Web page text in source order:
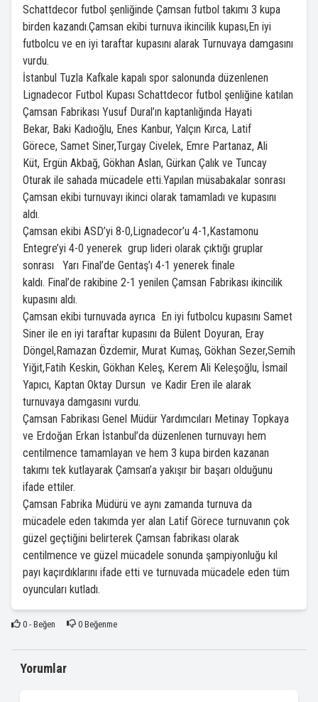
Schattdecor futbol şenliğinde Çamsan futbol takımı 3 kupa
birden kazandı.Çamsan ekibi turnuva ikincilik kupası,En iyi
futbolcu ve en iyi taraftar kupasını alarak Turnuvaya damgasını
vurdu.
İstanbul Tuzla Kafkale kapalı spor salonunda düzenlenen
Lignadecor Futbol Kupası Schattdecor futbol şenliğine katılan
Çamsan Fabrikası Yusuf Dural’ın kaptanlığında Hayati
Bekar, Baki Kadıoğlu, Enes Kanbur, Yalçın Kırca, Latif
Görece, Samet Siner,Turgay Civelek, Emre Partanaz, Ali
Küt, Ergün Akbağ, Gökhan Aslan, Gürkan Çalık ve Tuncay
Oturak ile sahada mücadele etti.Yapılan müsabakalar sonrası
Çamsan ekibi turnuvayı ikinci olarak tamamladı ve kupasını
aldı.
Çamsan ekibi ASD’yi 8-0,Lignadecor’u 4-1,Kastamonu
Entegre’yi 4-0 yenerek grup lideri olarak çıktığı gruplar
sonrası Yarı Final’de Gentaş’ı 4-1 yenerek finale
kaldı. Final’de rakibine 2-1 yenilen Çamsan Fabrikası ikincilik
kupasını aldı.
Çamsan ekibi turnuvada ayrıca En iyi futbolcu kupasını Samet
Siner ile en iyi taraftar kupasını da Bülent Doyuran, Eray
Döngel,Ramazan Özdemir, Murat Kumaş, Gökhan Sezer,Semih
Yiğit,Fatih Keskin, Gökhan Keleş, Kerem Ali Keleşoğlu, İsmail
Yapıcı, Kaptan Oktay Dursun ve Kadir Eren ile alarak
turnuvaya damgasını vurdu.
Çamsan Fabrikası Genel Müdür Yardımcıları Metinay Topkaya
ve Erdoğan Erkan İstanbul’da düzenlenen turnuvayı hem
centilmence tamamlayan ve hem 3 kupa birden kazanan
takımı tek kutlayarak Çamsan’a yakışır bir başarı olduğunu
ifade ettiler.
Çamsan Fabrika Müdürü ve aynı zamanda turnuva da
mücadele eden takımda yer alan Latif Görece turnuvanın çok
güzel geçtiğini belirterek Çamsan fabrikası olarak
centilmence ve güzel mücadele sonunda şampiyonluğu kıl
payı kaçırdıklarını ifade etti ve turnuvada mücadele eden tüm
oyuncuları kutladı.
0- Beğen 0Beğenme
Yorumlar